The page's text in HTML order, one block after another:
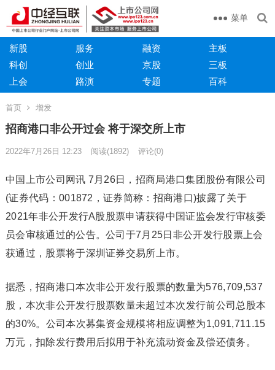
菜单
新股 服务 融资
主板
科创
创业 京股
三板
上会
路演 专题 百科
首页 增发
招商港口非公开过会 将于深交所上市
2022年7月26日 12:23 阅读(1892) 评论(0)
中国上市公司网讯 7月26日，招商局港口集团股份有限公司
(证券代码：001872，证券简称：招商港口)披露了关于
2021年非公开发行A股股票申请获得中国证监会发行审核委
员会审核通过的公告。公司于7月25日非公开发行股票上会
获通过，股票将于深圳证券交易所上市。
据悉，招商港口本次非公开发行股票的数量为576,709,537
股，本次非公开发行股票数量未超过本次发行前公司总股本
的30%。公司本次募集资金规模将相应调整为1,091,711.15
万元，扣除发行费用后拟用于补充流动资金及偿还债务。